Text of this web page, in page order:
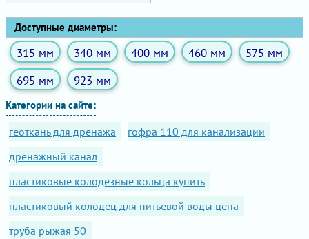
Доступные диаметры:
315 мм 340 мм 400 мм 460 мм
575 мм
695 мм
923 мм
Категории на сайте:
геоткань для дренажа
гофра 110 для канализации
дренажный канал
пластиковые колодезные кольца купить
пластиковый колодец для питьевой воды цена
труба рыжая 50